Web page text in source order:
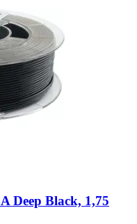
Deep Black, 1,75